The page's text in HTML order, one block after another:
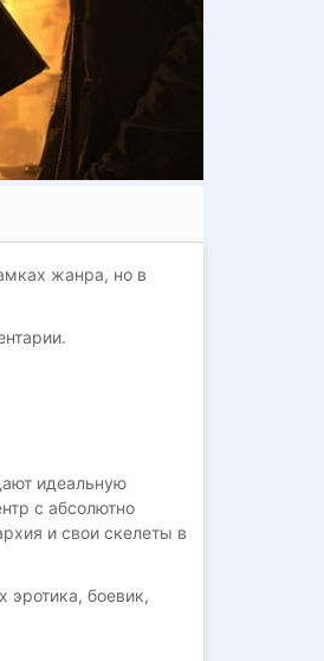
жанра, но в
идеальную
с абсолютно
и свои скелеты в
эротика, боевик,